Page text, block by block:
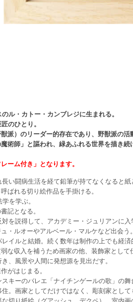
ル・カトー・カンブレジに生まれる。
のひとり。
派）のリーダー的存在であり、野獣派の
術師」と謳われ、緑あふれる世界を描き続
ーム付き」となります。
い闘病生活を経て鉛筆が持てなくなると
ばれる切り絵作品を手掛ける。
を学ぶ。
記となる。
を説得して、アカデミー・ジュリアンに
・ルオーやアルベール・マルケなど出会う。
イルと結婚。続く数年は制作の上でも経済
な収入を補うため画家の他、装飾家として
、風景や人間に発想源を見出だす。
がはじまる。
キーのバレエ「ナイチンゲールの歌」の舞
。画家としてだけではなく、彫刻家として